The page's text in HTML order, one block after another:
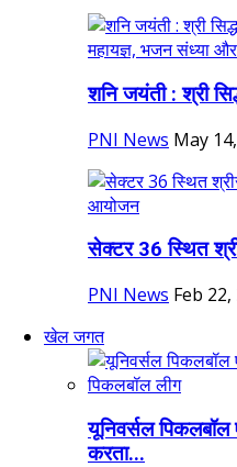
शनि जयंती : श्री
PNI News May
सेक्टर 36 स्थित
PNI News Feb 22,
खेल जगत
यूनिवर्सल
करता...